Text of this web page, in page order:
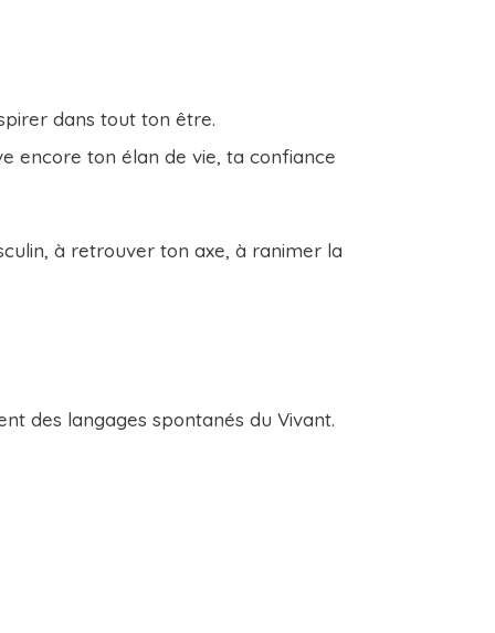
dans tout ton être.
encore ton élan de vie, ta confiance
à retrouver ton axe, à ranimer la
des langages spontanés du Vivant.